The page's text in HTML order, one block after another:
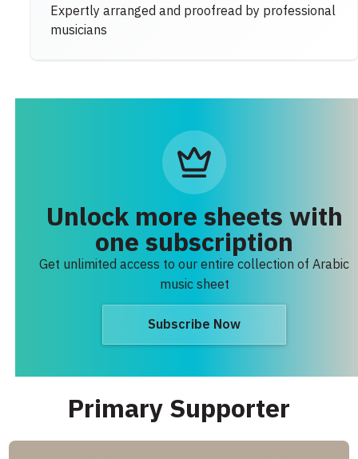
Expertly arranged and proofread by professional
musicians
Unlock more sheets with
one subscription
Get unlimited access to our entire collection of Arabic
music sheet
Subscribe Now
Primary Supporter